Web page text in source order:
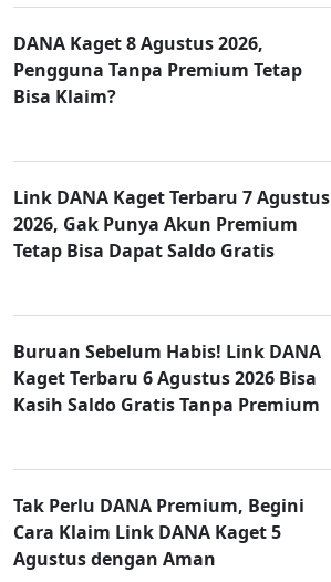
DANA Kaget 8 Agustus 2026,
Pengguna Tanpa Premium Tetap
Bisa Klaim?
Link DANA Kaget Terbaru 7 Agustus
2026, Gak Punya Akun Premium
Tetap Bisa Dapat Saldo Gratis
Buruan Sebelum Habis! Link DANA
Kaget Terbaru 6 Agustus 2026 Bisa
Kasih Saldo Gratis Tanpa Premium
Tak Perlu DANA Premium, Begini
Cara Klaim Link DANA Kaget 5
Agustus dengan Aman